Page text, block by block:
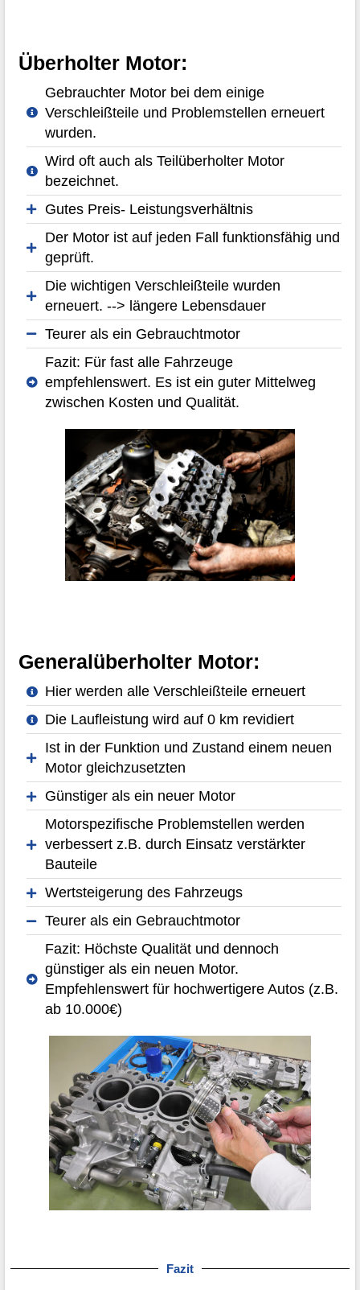
Überholter Motor:
Gebrauchter Motor bei dem einige
Verschleißteile und Problemstellen erneuert
wurden.
Wird oft auch als Teilüberholter Motor
bezeichnet.
Gutes Preis- Leistungsverhältnis
Der Motor ist auf jeden Fall funktionsfähig und
geprüft.
Die wichtigen Verschleißteile wurden
erneuert. --> längere Lebensdauer
Teurer als ein Gebrauchtmotor
Fazit: Für fast alle Fahrzeuge
empfehlenswert. Es ist ein guter Mittelweg
zwischen Kosten und Qualität.
Generalüberholter Motor:
Hier werden alle Verschleißteile erneuert
Die Laufleistung wird auf 0 km revidiert
Ist in der Funktion und Zustand einem neuen
Motor gleichzusetzten
Günstiger als ein neuer Motor
Motorspezifische Problemstellen werden
verbessert z.B. durch Einsatz verstärkter
Bauteile
Wertsteigerung des Fahrzeugs
Teurer als ein Gebrauchtmotor
Fazit: Höchste Qualität und dennoch
günstiger als ein neuen Motor.
Empfehlenswert für hochwertigere Autos (z.B.
ab 10.000€)
Fazit